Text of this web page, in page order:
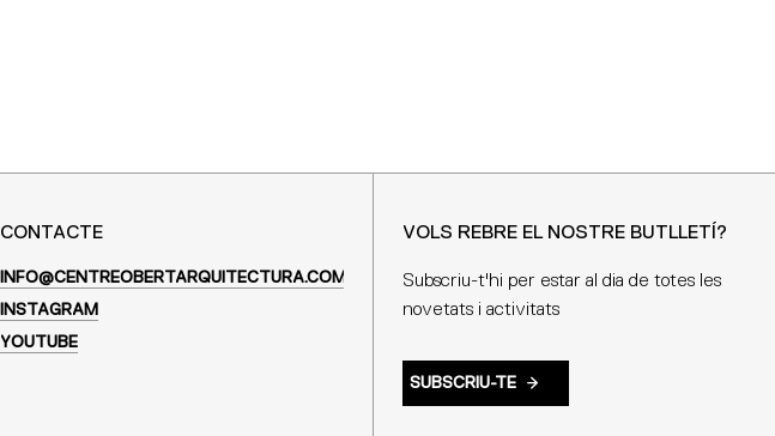
CONTACTE
INFO@CENTREOBERTARQUITECTURA.COM
INSTAGRAM
YOUTUBE
VOLS REBRE EL NOSTRE BUTLLETÍ?
Subscriu-t'hi per estar al dia de totes les
novetats i activitats
SUBSCRIU-TE